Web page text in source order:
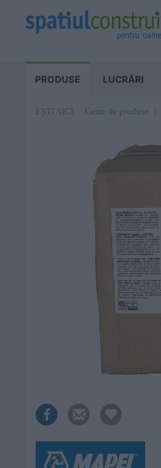
PRODUSE LUCRĂRI
EȘTI AICI: Game de produse